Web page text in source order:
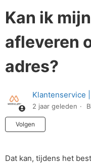
Kan ik
afleveren
adres?
Klantenservice
2 jaar geleden
Volgen
Dat kan, tijdens het